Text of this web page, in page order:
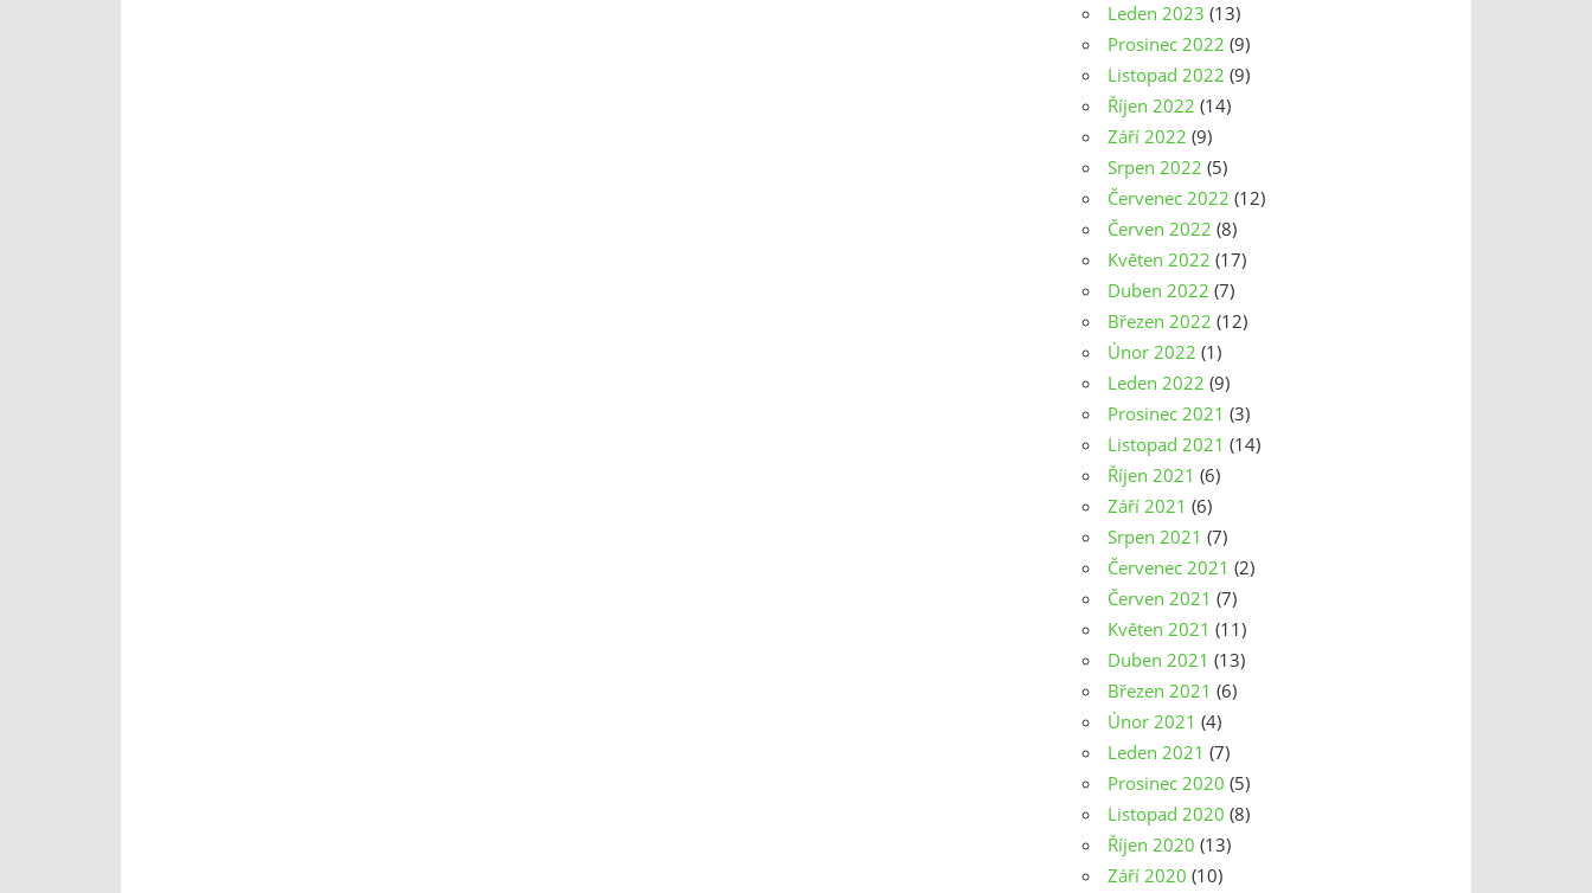
Leden 2023 (13)
Prosinec 2022 (9)
Listopad 2022 (9)
Říjen 2022 (14)
Září 2022 (9)
Srpen 2022 (5)
Červenec 2022 (12)
Červen 2022 (8)
Květen 2022 (17)
Duben 2022 (7)
Březen 2022 (12)
Únor 2022 (1)
Leden 2022 (9)
Prosinec 2021 (3)
Listopad 2021 (14)
Říjen 2021 (6)
Září 2021 (6)
Srpen 2021 (7)
Červenec 2021 (2)
Červen 2021 (7)
Květen 2021 (11)
Duben 2021 (13)
Březen 2021 (6)
Únor 2021 (4)
Leden 2021 (7)
Prosinec 2020 (5)
Listopad 2020 (8)
Říjen 2020 (13)
Září 2020 (10)